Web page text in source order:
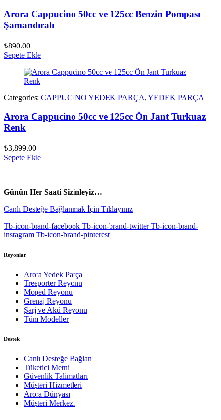
Arora Cappucino 50cc ve 125cc Benzin Pompası
Şamandıralı
₺890.00
Sepete Ekle
Categories: CAPPUCINO YEDEK PARÇA, YEDEK PARÇA
Arora Cappucino 50cc ve 125cc Ön Jant Turkuaz
Renk
₺3,899.00
Sepete Ekle
Günün Her Saati Sizinleyiz…
Canlı Desteğe Bağlanmak İçin Tıklayınız
Tb-icon-brand-facebook Tb-icon-brand-twitter Tb-icon-brand-
instagram Tb-icon-brand-pinterest
Reyonlar
Arora Yedek Parça
Treeporter Reyonu
Moped Reyonu
Grenaj Reyonu
Şarj ve Akü Reyonu
Tüm Modeller
Destek
Canlı Desteğe Bağlan
Tüketici Metni
Güvenlik Talimatları
Müşteri Hizmetleri
Arora Dünyası
Müşteri Merkezi